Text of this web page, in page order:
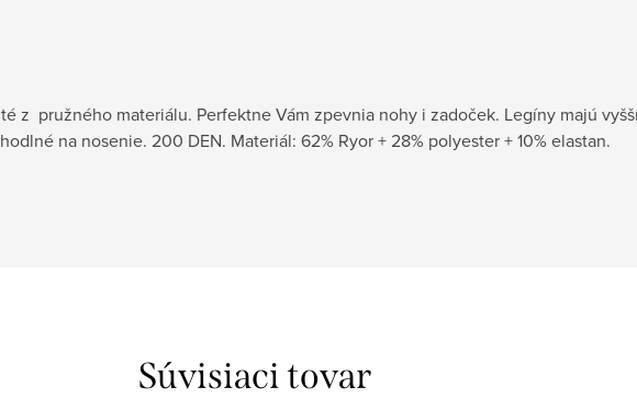
z pružného materiálu. Perfektne Vám zpevnia nohy i zadoček. Legíny majú
na nosenie. 200 DEN. Materiál: 62% Ryor + 28% polyester + 10% elastan.
Súvisiaci tovar